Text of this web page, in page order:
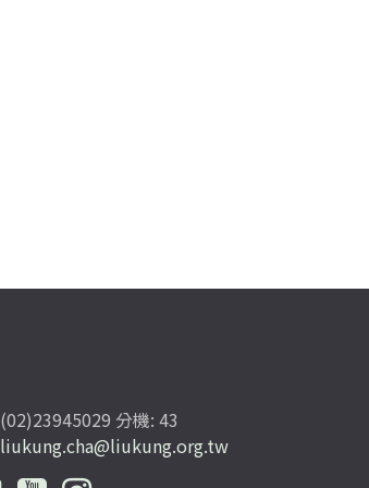
(02)23945029 分機: 43
liukung.cha@liukung.org.tw